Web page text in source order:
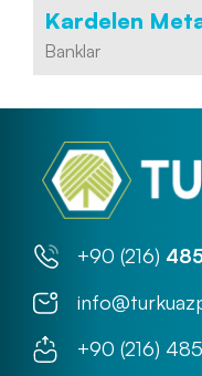
Kardelen
Banklar
+90 (216)
+90 (216)